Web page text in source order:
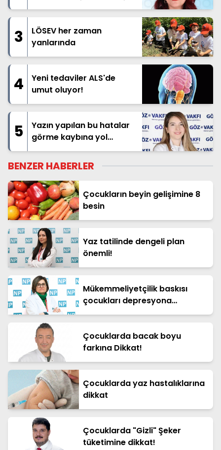
3
LÖSEV her zaman
yanlarında
4
Yeni tedaviler ALS'de
umut oluyor!
5
Yazın yapılan bu hatalar
görme kaybına yol
açabilir!
BENZER HABERLER
Çocukların beyin gelişimine 8
besin
Yaz tatilinde dengeli plan
önemli!
Mükemmeliyetçilik baskısı
çocukları depresyona
sürüklüyor!
Çocuklarda bacak boyu
farkına Dikkat!
Çocuklarda yaz hastalıklarına
dikkat
Çocuklarda "Gizli" Şeker
tüketimine dikkat!